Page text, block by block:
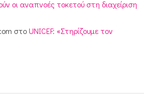
οι αναπνοές τοκετού στη διαχείριση
στοUNICEF: «Στηρίζουμε τον